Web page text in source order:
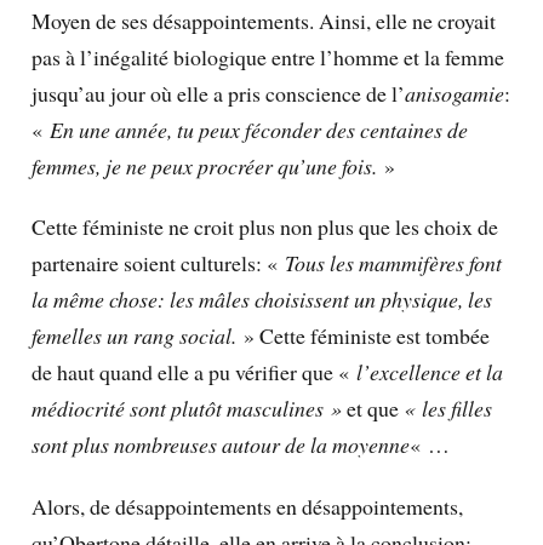
Moyen de ses désappointements. Ainsi, elle ne croyait
pas à l’inégalité biologique entre l’homme et la femme
jusqu’au jour où elle a pris conscience de l’anisogamie:
« En une année, tu peux féconder des centaines de
femmes, je ne peux procréer qu’une fois. »
Cette féministe ne croit plus non plus que les choix de
partenaire soient culturels: « Tous les mammifères font
la même chose: les mâles choisissent un physique, les
femelles un rang social. » Cette féministe est tombée
de haut quand elle a pu vérifier que « l’excellence et la
médiocrité sont plutôt masculines »et que « les filles
sont plus nombreuses autour de la moyenne« …
Alors, de désappointements en désappointements,